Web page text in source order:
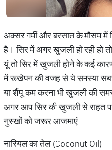
अक्सर गर्मी और बरसात के मौसम में
है। सिर में अगर खुजली हो रही हो
यूं तो सिर में खुजली होने के कई
में रूखेपन की वजह से ये समस्या सबसे
या शैंपू कम करना भी खुजली की
अगर आप सिर की खुजली से राहत
नुस्खों को जरूर आजमाएं:
नारियल का तेल (Coconut Oil)